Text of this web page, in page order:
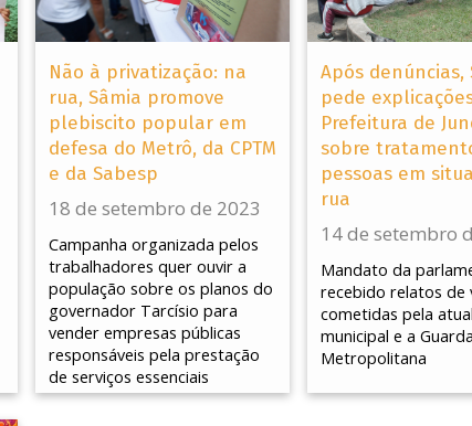
Não à privatização: na
rua, Sâmia promove
plebiscito popular em
defesa do Metrô, da CPTM
e da Sabesp
18 de setembro de 2023
Campanha organizada pelos
trabalhadores quer ouvir a
população sobre os planos do
governador Tarcísio para
vender empresas públicas
responsáveis pela prestação
de serviços essenciais
Após denúncias,
pede
Prefeitura de
sobre
pessoas em
rua
14 de setembro
Mandato da
recebido relatos de
cometidas pela
municipal e a
Metropolitana